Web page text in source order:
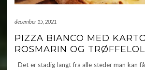
december 15, 2021
PIZZA BIANCO MED
ROSMARIN OG
Det er stadig langt fra alle steder man kan